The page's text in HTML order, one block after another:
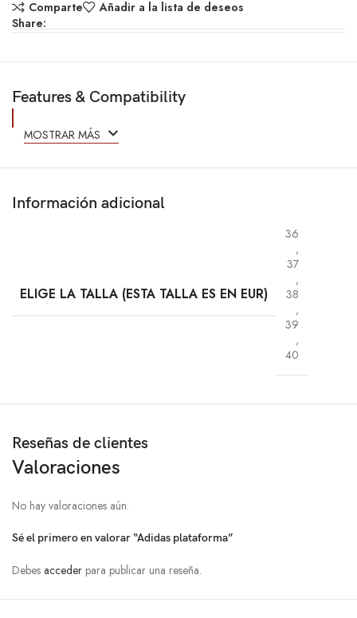
Comparte
Añadir a la lista de deseos
Share:
Features & Compatibility
MOSTRAR MÁS
Información adicional
ELIGE LA TALLA (ESTA TALLA ES EN EUR)
36
,
37
,
38
,
39
,
40
Reseñas de clientes
Valoraciones
No hay valoraciones aún.
Sé el primero en valorar “Adidas plataforma”
Debesacceder para publicar una reseña.